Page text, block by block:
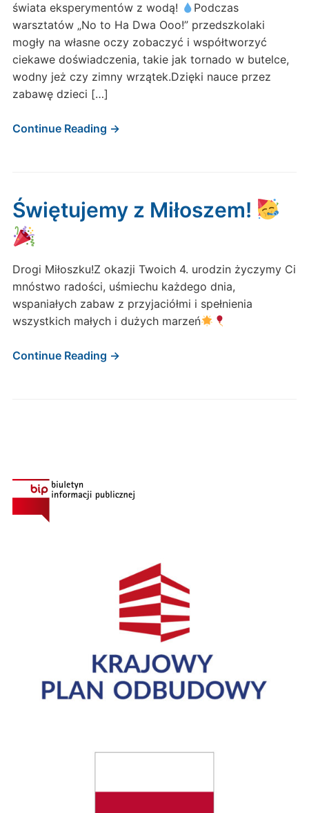
świata eksperymentów z wodą!
Podczas
warsztatów „No to Ha Dwa Ooo!” przedszkolaki
mogły na własne oczy zobaczyć i współtworzyć
ciekawe doświadczenia, takie jak tornado w butelce,
wodny jeż czy zimny wrzątek.Dzięki nauce przez
zabawę dzieci […]
Continue Reading →
Świętujemy z Miłoszem!
Drogi Miłoszku!Z okazji Twoich 4. urodzin życzymy Ci
mnóstwo radości, uśmiechu każdego dnia,
wspaniałych zabaw z przyjaciółmi i spełnienia
wszystkich małych i dużych marzeń
Continue Reading →